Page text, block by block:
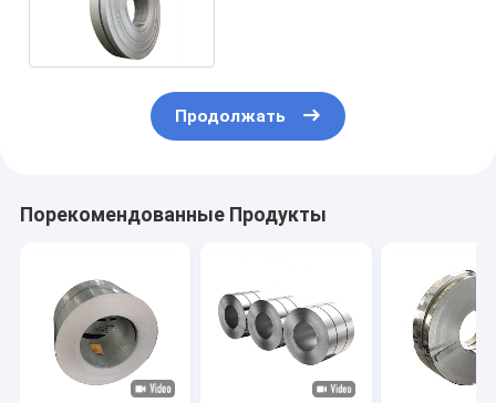
Продолжать
Порекомендованные Продукты